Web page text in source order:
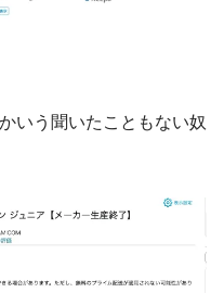
いう聞いたこともない奴